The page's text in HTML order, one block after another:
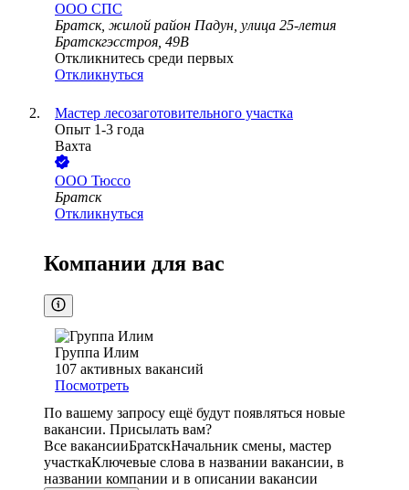
ООО СПС
Братск, жилой район Падун, улица 25-летия
Братскгэсстроя, 49В
Откликнитесь среди первых
Откликнуться
Мастер лесозаготовительного участка
Опыт 1-3 года
Вахта
ООО Тюссо
Братск
Откликнуться
Компании для вас
Группа Илим
107 активных вакансий
Посмотреть
По вашему запросу ещё будут появляться новые
вакансии. Присылать вам?
Все вакансииБратскНачальник смены, мастер
участкаКлючевые слова в названии вакансии, в
названии компании и в описании вакансии